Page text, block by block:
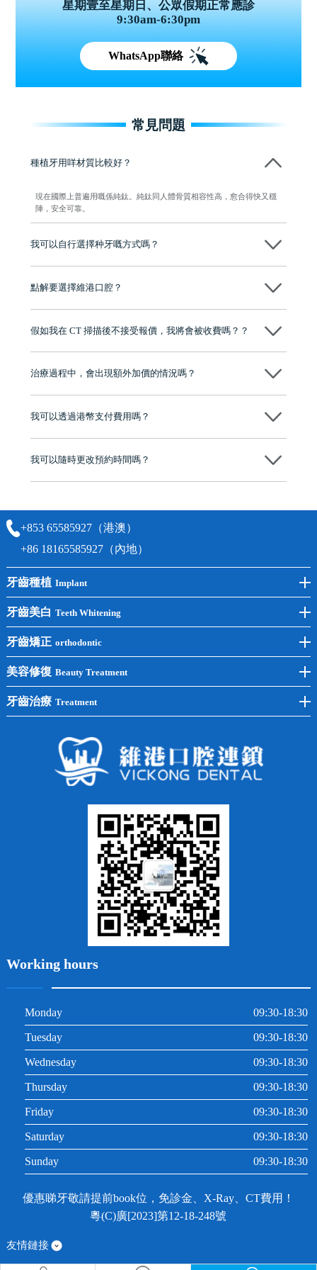
星期壹至星期日、公眾假期正常應診
9:30am-6:30pm
WhatsApp聯絡
常見問題
種植牙用咩材質比較好？
現在國際上普遍用嘅係純鈦。純鈦同人體骨質相容性高，愈合得快又穩
陣，安全可靠。
我可以自行選擇种牙嘅方式嗎？
程及費用，未開始實際治療服務前，不會收取任何費用
點解要選擇維港口腔？
牌」、「2025香港企業領袖品牌」，是諾貝爾種植系統全球放心植牙中
至今已服務超過三十個國家和地區的顧客，受到粵港澳大灣區及周邊城
市市民極高的口碑評價及信任推薦 珠海、深圳設有八大分院，香港亦設
有咨詢及服務保障中心，有任何問題都可以隨時預約免費咨詢，讓人十
假如我在 CT 掃描後不接受報價，我將會被收費嗎？？
不會！只要未開始實際服務之前，你不會被收取任何費用。
治療過程中，會出現額外加價的情況嗎？
我可以透過港幣支付費用嗎？
我可以隨時更改預約時間嗎？
+853 65585927（港澳）
+86 18165585927（內地）
牙齒種植 Implant
前牙種植
後牙種植
單顆種植
半口種植
全口種植
牙齒美白 Teeth Whitening
冷光美白
洗牙
四環素牙
常見問題
牙齒矯正 orthodontic
牙齒矯正
兒童矯正
牙列不齊
美容修復 Beauty Treatment
全瓷牙
牙齒治療 Treatment
Working hours
Monday 09:30-18:30
Tuesday 09:30-18:30
Wednesday 09:30-18:30
Thursday 09:30-18:30
Friday 09:30-18:30
Saturday 09:30-18:30
Sunday 09:30-18:30
優惠睇牙敬請提前book位，免診金、X-Ray、CT費用！
粵(C)廣[2023]第12-18-248號
友情鏈接